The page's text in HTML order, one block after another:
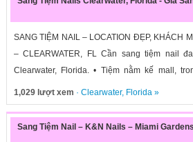
SANG TIỆM NAIL – LOCATION ĐẸP, KHÁCH
– CLEARWATER, FL Cần sang tiệm nail
Clearwater, Florida. • Tiệm nằm kế mall,
xung...
1,029 lượt xem · Clearwater, Florida»
Sang Tiệm Nail – K&N Nails – Miami